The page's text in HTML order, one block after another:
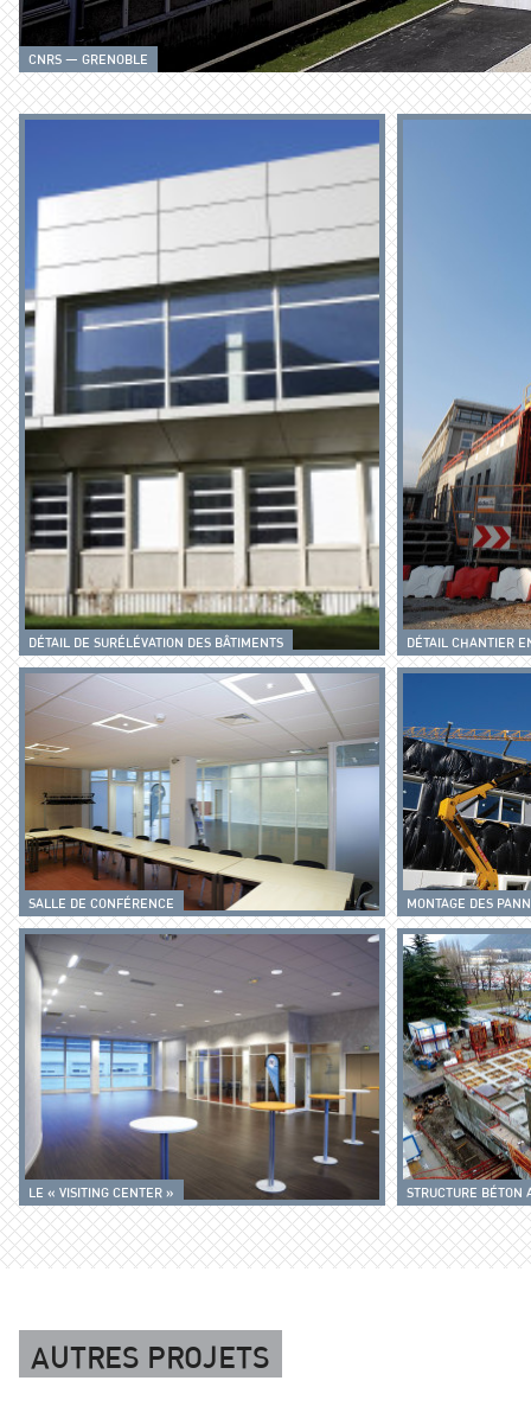
CNRS — GRENOBLE
DÉTAIL DE SURÉLÉVATION DES BÂTIMENTS DÉTAIL CHANTIER
SALLE DE CONFÉRENCE MONTAGE DES
LE « VISITING CENTER » STRUCTURE BÉTON
Autres projets